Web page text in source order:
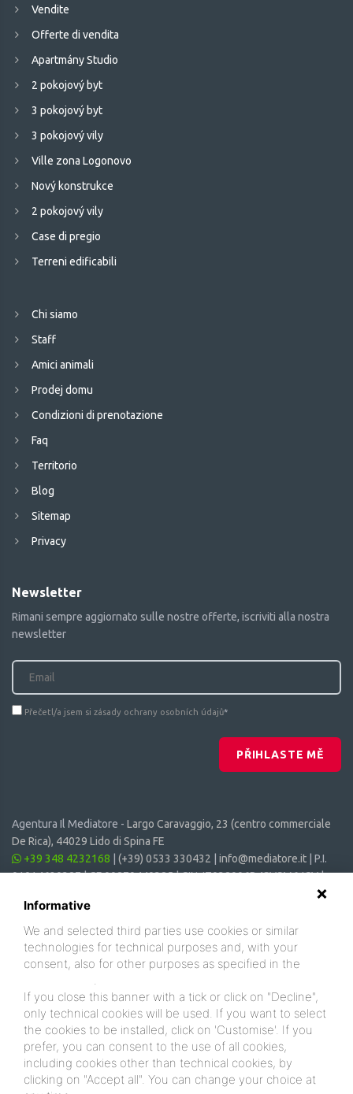
Vendite
Offerte di vendita
Apartmány Studio
2 pokojový byt
3 pokojový byt
3 pokojový vily
Ville zona Logonovo
Nový konstrukce
2 pokojový vily
Case di pregio
Terreni edificabili
Chi siamo
Staff
Amici animali
Prodej domu
Condizioni di prenotazione
Faq
Territorio
Blog
Sitemap
Privacy
Newsletter
Rimani sempre aggiornato sulle nostre offerte, iscriviti alla nostra
newsletter
Přečetl/a jsem si zásady ochrany osobních údajů*
PŘIHLASTE MĚ
Agentura Il Mediatore - Largo Caravaggio, 23 (centro commerciale
De Rica), 44029 Lido di Spina FE
+39 348 4232168
(+39) 0533 330432 info@mediatore.it | P.I.
01014620387 | CF 00870440385 | CIN: IT038006B4SVSM6JCV |
Informative
We and selected third parties use cookies or similar
technologies for technical purposes and, with your
consent, also for other purposes as specified in the
.
If you close this banner with a tick or click on "Decline",
only technical cookies will be used. If you want to select
the cookies to be installed, click on 'Customise'. If you
prefer, you can consent to the use of all cookies,
including cookies other than technical cookies, by
clicking on "Accept all". You can change your choice at